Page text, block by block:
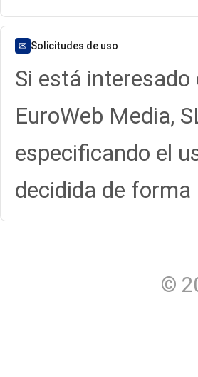
✉ Solicitudes de uso
Si está
EuroWeb Media,
especificando el
decidida de forma
©